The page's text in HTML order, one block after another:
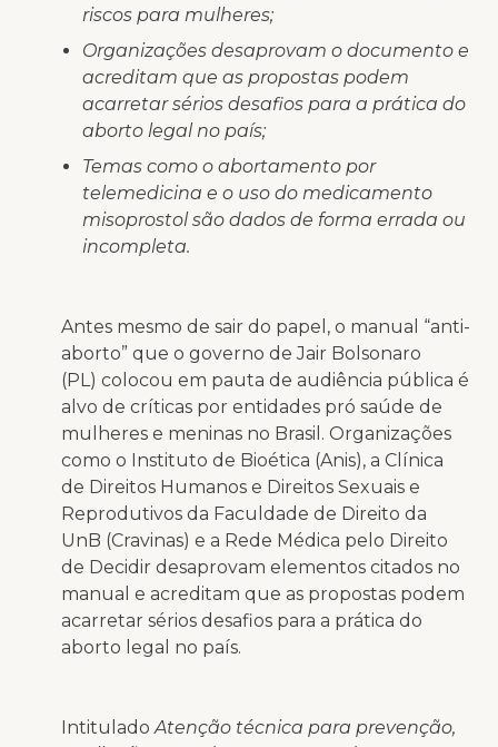
riscos para mulheres;
Organizações desaprovam o documento e
acreditam que as propostas podem
acarretar sérios desafios para a prática do
aborto legal no país;
Temas como o abortamento por
telemedicina e o uso do medicamento
misoprostol são dados de forma errada ou
incompleta.
Antes mesmo de sair do papel, o manual “anti-
aborto” que o governo de Jair Bolsonaro
(PL) colocou em pauta de audiência pública é
alvo de críticas por entidades pró saúde de
mulheres e meninas no Brasil. Organizações
como o Instituto de Bioética (Anis), a Clínica
de Direitos Humanos e Direitos Sexuais e
Reprodutivos da Faculdade de Direito da
UnB (Cravinas) e a Rede Médica pelo Direito
de Decidir desaprovam elementos citados no
manual e acreditam que as propostas podem
acarretar sérios desafios para a prática do
aborto legal no país.
Intitulado Atenção técnica para prevenção,